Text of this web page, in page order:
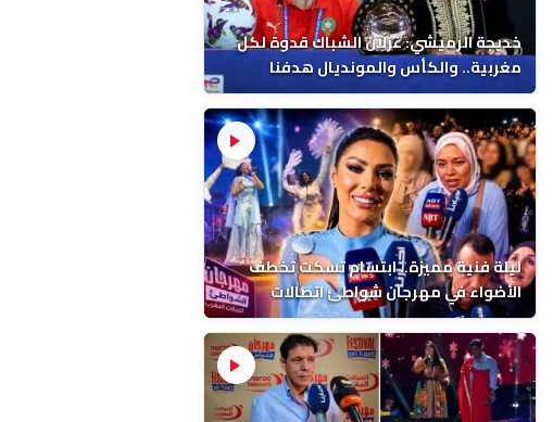
خديجة الرميشي: غزلان الشباك قدوة لكل
مغربية.. والكأس والمونديال هدفنا
ليلة فنية مميزة.. ابتسام تسكت تخطف
الأضواء في مهرجان شواطئ اتصالات
المغرب بالمضيق